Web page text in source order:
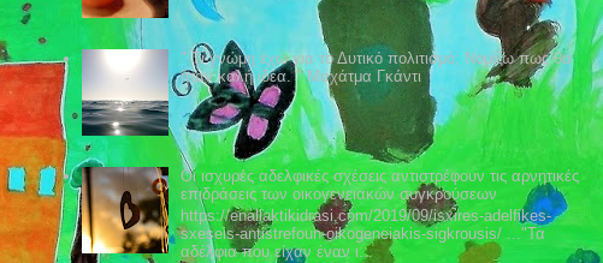
" Τι γνώμη έχω για το Δυτικό πολιτισμό; Νομίζω πως θα
ήταν καλή ιδέα. " Μαχάτμα Γκάντι
Οι ισχυρές αδελφικές σχέσεις αντιστρέφουν τις αρνητικές
επιδράσεις των οικογενειακών συγκρούσεων
https://enallaktikidrasi.com/2019/09/isxires-adelfikes-
sxeseis-antistrefoun-oikogeneiakis-sigkrousis/ ..."Τα
αδέλφια που είχαν έναν ι...